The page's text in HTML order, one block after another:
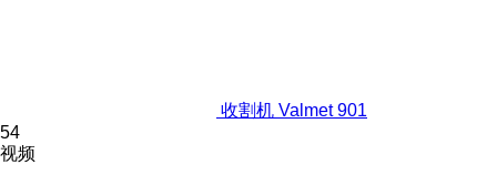
收割机 Valmet 901
54
视频